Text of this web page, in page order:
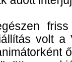
volt a